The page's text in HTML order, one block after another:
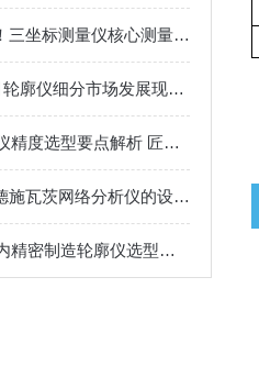
新手必看！三坐标测量仪核心测量原理与应用机制探讨
2026年6月轮廓仪细分市场发展现状、核心技术变革及前景预判
2026轮廓仪精度选型要点解析 匠心品牌方圆计量值得信赖
了解了罗德施瓦茨网络分析仪的设计原理能更好的使用它
2026年国内精密制造轮廓仪选型分析与方圆量仪产品应用推荐